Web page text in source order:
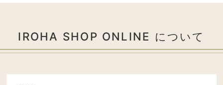
IROHA SHOP ONLINE について